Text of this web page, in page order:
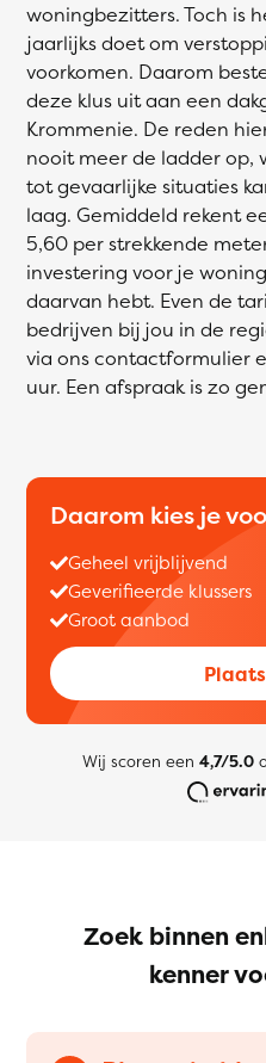
woningbezitters. Toch is
jaarlijks doet om
voorkomen. Daarom
deze klus uit aan een
Krommenie. De reden
nooit meer de ladder op,
tot gevaarlijke situaties
laag. Gemiddeld rekent
5,60 per strekkende
investering voor je
daarvan hebt. Even de
bedrijven bij jou in de
via ons contactformulier
uur. Een afspraak is zo
Daarom kies je
Geheel vrijblijvend
Geverifieerde klussers
Groot aanbod
Wij scoren een 4,7/5.0
Zoek binnen
kenner